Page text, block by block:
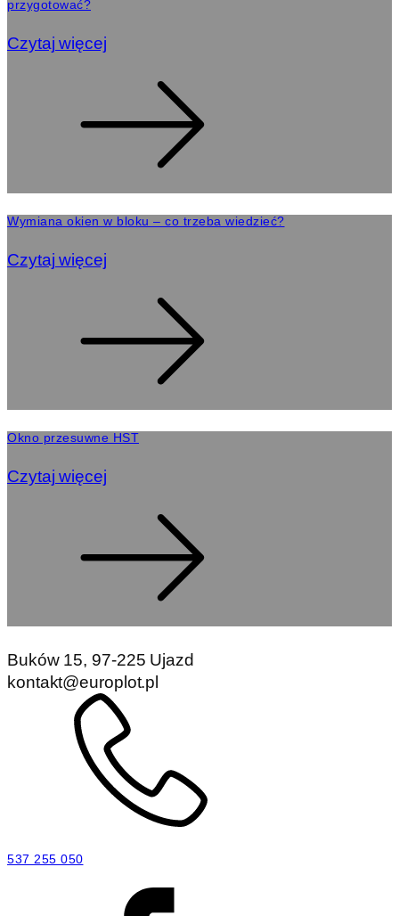
przygotować?
Czytaj więcej
Wymiana okien w bloku – co trzeba wiedzieć?
Czytaj więcej
Okno przesuwne HST
Czytaj więcej
Buków 15, 97-225 Ujazd
kontakt@europlot.pl
537 255 050